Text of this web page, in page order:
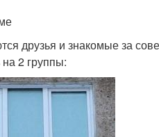
друзья и знакомые за
2 группы: